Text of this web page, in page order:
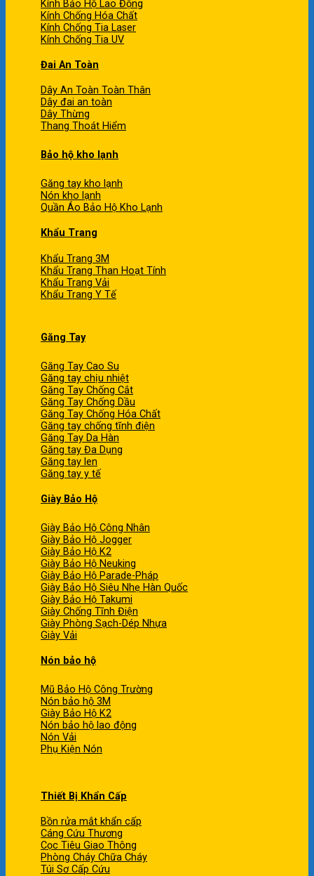
Kính Bảo Hộ Lao Động
Kính Chống Hóa Chất
Kính Chống Tia Laser
Kính Chống Tia UV
Đai An Toàn
Dây An Toàn Toàn Thân
Dây đai an toàn
Dây Thừng
Thang Thoát Hiểm
Bảo hộ kho lạnh
Găng tay kho lạnh
Nón kho lạnh
Quần Áo Bảo Hộ Kho Lạnh
Khẩu Trang
Khẩu Trang 3M
Khẩu Trang Than Hoạt Tính
Khẩu Trang Vải
Khẩu Trang Y Tế
Găng Tay
Găng Tay Cao Su
Găng tay chịu nhiệt
Găng Tay Chống Cắt
Găng Tay Chống Dầu
Găng Tay Chống Hóa Chất
Găng tay chống tĩnh điện
Găng Tay Da Hàn
Găng tay Đa Dụng
Găng tay len
Găng tay y tế
Giày Bảo Hộ
Giày Bảo Hộ Công Nhân
Giày Bảo Hộ Jogger
Giày Bảo Hộ K2
Giày Bảo Hộ Neuking
Giày Bảo Hộ Parade-Pháp
Giày Bảo Hộ Siêu Nhẹ Hàn Quốc
Giày Bảo Hộ Takumi
Giày Chống Tĩnh Điện
Giày Phòng Sạch-Dép Nhựa
Giày Vải
Nón bảo hộ
Mũ Bảo Hộ Công Trường
Nón bảo hộ 3M
Giày Bảo Hộ K2
Nón bảo hộ lao động
Nón Vải
Phụ Kiện Nón
Thiết Bị Khẩn Cấp
Bồn rửa mắt khẩn cấp
Cáng Cứu Thương
Cọc Tiêu Giao Thông
Phòng Cháy Chữa Cháy
Túi Sơ Cấp Cứu